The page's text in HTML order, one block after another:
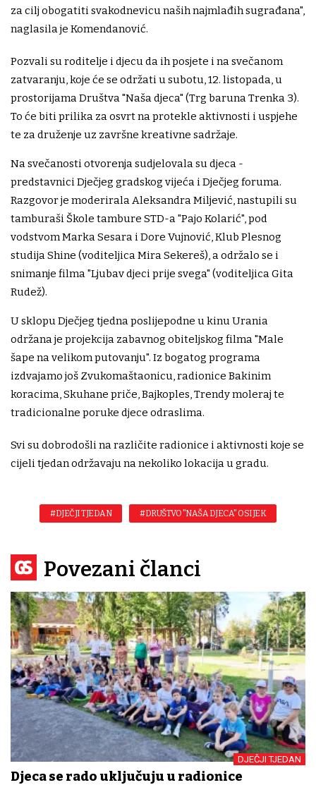
za cilj obogatiti svakodnevicu naših najmlađih sugrađana",
naglasila je Komendanović.
Pozvali su roditelje i djecu da ih posjete i na svečanom
zatvaranju, koje će se održati u subotu, 12. listopada, u
prostorijama Društva "Naša djeca" (Trg baruna Trenka 3).
To će biti prilika za osvrt na protekle aktivnosti i uspjehe
te za druženje uz završne kreativne sadržaje.
Na svečanosti otvorenja sudjelovala su djeca -
predstavnici Dječjeg gradskog vijeća i Dječjeg foruma.
Razgovor je moderirala Aleksandra Miljević, nastupili su
tamburaši Škole tambure STD-a "Pajo Kolarić", pod
vodstvom Marka Sesara i Dore Vujnović, Klub Plesnog
studija Shine (voditeljica Mira Sekereš), a održalo se i
snimanje filma "Ljubav djeci prije svega" (voditeljica Gita
Rudež).
U sklopu Dječjeg tjedna poslijepodne u kinu Urania
održana je projekcija zabavnog obiteljskog filma "Male
šape na velikom putovanju". Iz bogatog programa
izdvajamo još Zvukomaštaonicu, radionice Bakinim
koracima, Skuhane priče, Bajkoples, Trendy moleraj te
tradicionalne poruke djece odraslima.
Svi su dobrodošli na različite radionice i aktivnosti koje se
cijeli tjedan održavaju na nekoliko lokacija u gradu.
#DJEČJI TJEDAN #DRUŠTVO "NAŠA DJECA" OSIJEK
Povezani članci
DJEČJI TJEDAN
Djeca se rado uključuju u radionice